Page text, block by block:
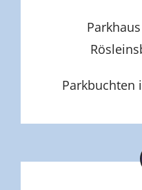
Parkbuchten